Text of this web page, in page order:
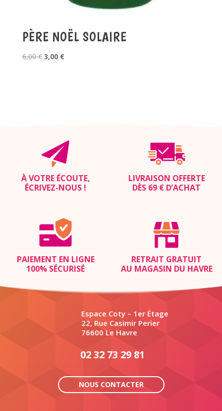
PÈRE NOËL SOLAIRE
6,00€ Le
3,00 €Le
À VOTRE ÉCOUTE,
ÉCRIVEZ-NOUS !
LIVRAISON OFFERTE
DÈS 69 € D’ACHAT
PAIEMENT EN LIGNE
100% SÉCURISÉ
RETRAIT GRATUIT
AU MAGASIN DU HAVRE
Espace Coty – 1er Étage
22, Rue Casimir Perier
76600 Le Havre
02 32 73 29 81
NOUS CONTACTER